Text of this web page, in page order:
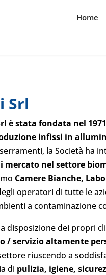
Home
Srl
è stata fondata nel
infissi in
la Società ha
mercato nel settore
Camere Bianche,
operatori di tutte le
a contaminazione
disposizione dei propri
/ servizio altamente
riuscendo a
di pulizia, igiene,